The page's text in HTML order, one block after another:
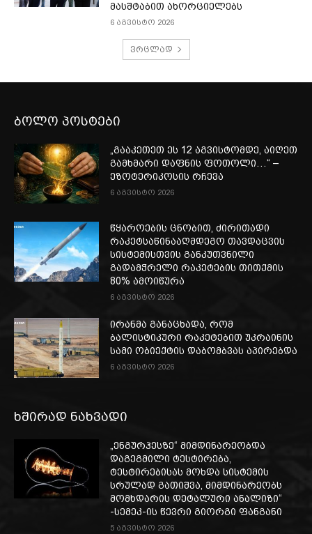
მასშტაბით ახორციელებს
6 აგვისტო 2026
ვრცლად
ბოლო პოსტები
„გააკეთეთ ეს 12 აგვისტომდე, აიღეთ
გამხმარი დაფნის ფოთოლი…“ –
ეზოტერიკოსის რჩევა
6 აგვისტო 2026
წყაროების ცნობით, ძირითადი
რაკეტსაწინააღმდეგო თავდაცვის
სისტემისთვის განკუთვნილი
გადამჭრელი რაკეტების თითქმის
80% ამოიწურა
6 აგვისტო 2026
ირანმა განაცხადა, რომ
ბალისტიკური რაკეტებით უკრაინის
სამი ობიექტის დაბომბვას აპირებდა
6 აგვისტო 2026
ხშირად ნახვადი
„ენგურჰესზე“ მიმდინარეობდა
დაგეგმილი ტესტირება,
ტესტირებისას მოხდა სისტემის
სრულად გათიშვა, მიმდინარეობს
მომხდარის დეტალური ანალიზი“
-სემეკ-ის წევრი გიორგი ფანგანი
5 აგვისტო 2026